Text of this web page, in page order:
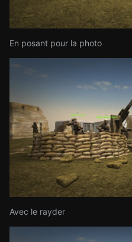
En posant pour la photo
Avec le rayder